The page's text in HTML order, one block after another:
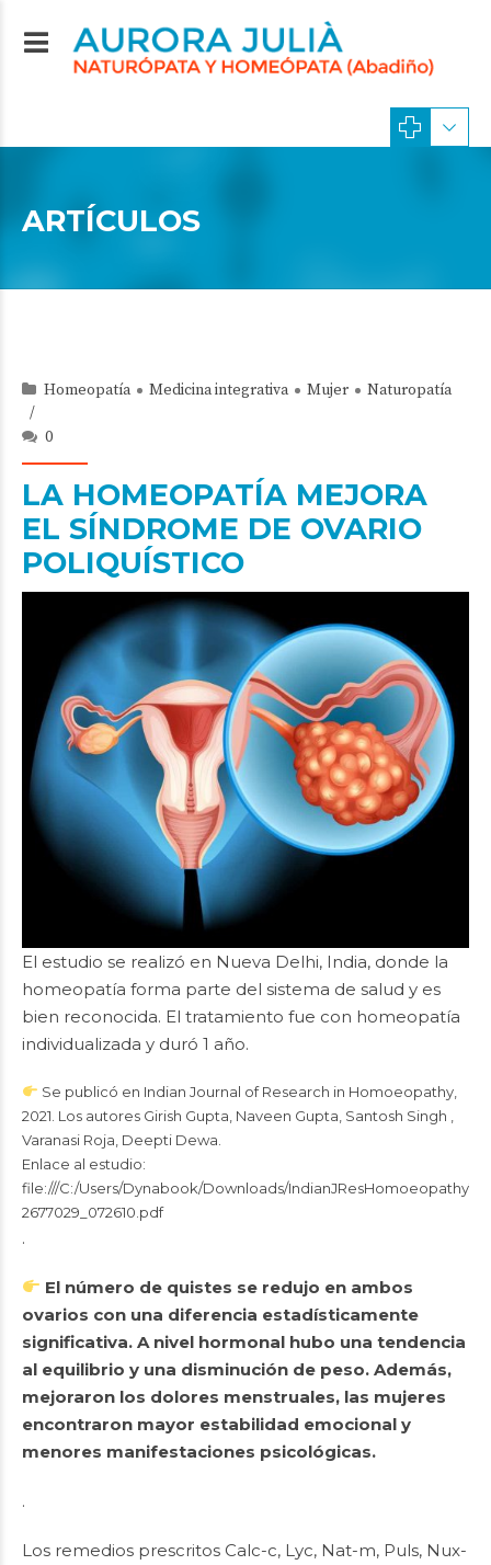
ARTÍCULOS
Homeopatía Medicina integrativa Mujer Naturopatía
0
LA HOMEOPATÍA MEJORA
EL SÍNDROME DE OVARIO
POLIQUÍSTICO
El estudio se realizó en Nueva Delhi, India, donde la
homeopatía forma parte del sistema de salud y es
bien reconocida. El tratamiento fue con homeopatía
individualizada y duró 1 año.
Se publicó en Indian Journal of Research in Homoeopathy,
2021. Los autores Girish Gupta, Naveen Gupta, Santosh Singh ,
Varanasi Roja, Deepti Dewa.
Enlace al estudio:
file:///C:/Users/Dynabook/Downloads/
2677029_072610.pdf
.
El número de quistes se redujo en ambos
ovarios con una diferencia estadísticamente
significativa. A nivel hormonal hubo una tendencia
al equilibrio y una disminución de peso. Además,
mejoraron los dolores menstruales, las mujeres
encontraron mayor estabilidad emocional y
menores manifestaciones psicológicas.
.
Los remedios prescritos Calc-c, Lyc, Nat-m, Puls, Nux-